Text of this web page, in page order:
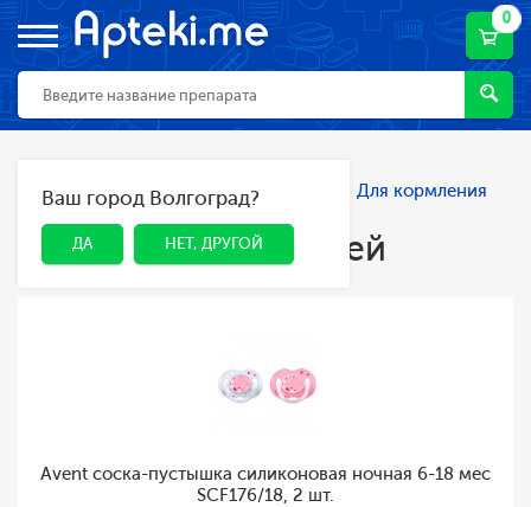
0
ДА НЕТ, ДРУГОЙ
Ваш город Волгоград?
ДА НЕТ, ДРУГОЙ
Главная Каталог Мама и малыш
Для кормления
детей
Для кормления детей
Avent соска-пустышка силиконовая ночная 6-18 мес
SCF176/18, 2 шт.